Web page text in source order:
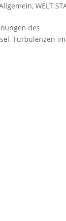
,
des
Turbulenzen im